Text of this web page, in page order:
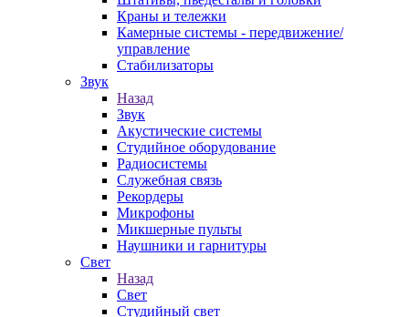
Краны и тележки
Камерные системы - передвижение/
управление
Стабилизаторы
Звук
Назад
Звук
Акустические системы
Студийное оборудование
Радиосистемы
Служебная связь
Рекордеры
Микрофоны
Микшерные пульты
Наушники и гарнитуры
Свет
Назад
Свет
Студийный свет